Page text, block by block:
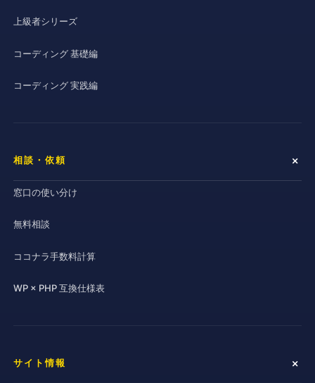
上級者シリーズ
コーディング 基礎編
コーディング 実践編
相談・依頼
窓口の使い分け
無料相談
ココナラ手数料計算
WP × PHP 互換仕様表
サイト情報